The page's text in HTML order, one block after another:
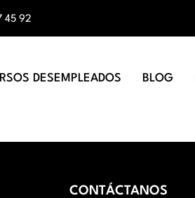
45 92
DESEMPLEADOS BLOG
CONTÁCTANOS